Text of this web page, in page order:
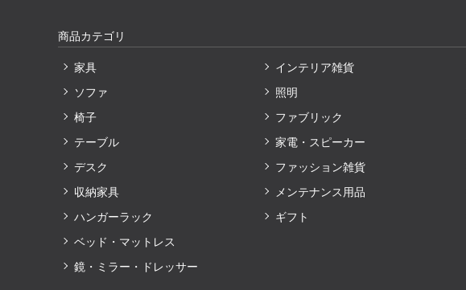
商品カテゴリ
家具
ソファ
椅子
テーブル
デスク
収納家具
ハンガーラック
ベッド・マットレス
鏡・ミラー・ドレッサー
インテリア雑貨
照明
ファブリック
家電・スピーカー
ファッション雑貨
メンテナンス用品
ギフト